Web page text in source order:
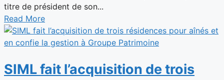
titre de président de son...
Read More
SIML fait l’acquisition de trois